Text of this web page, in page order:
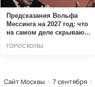
Сайт Москвы 7 сентября